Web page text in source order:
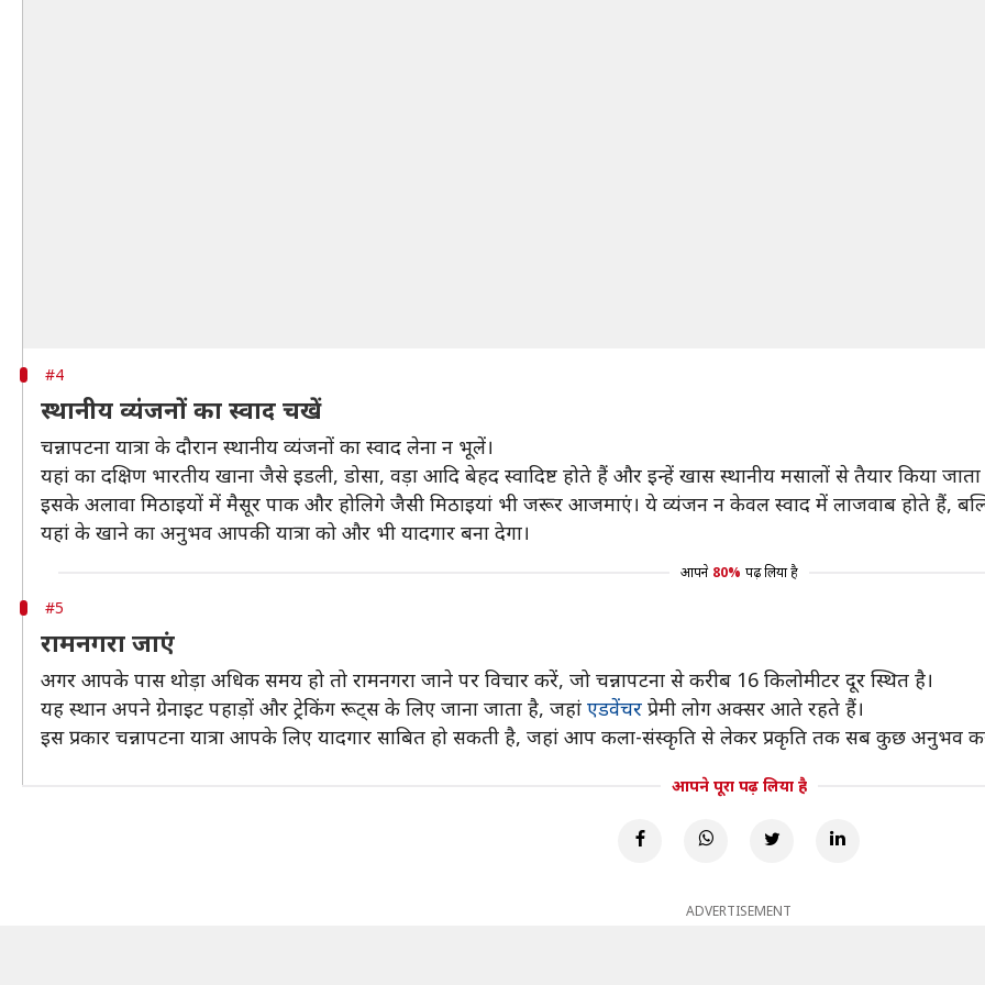
#4
स्थानीय व्यंजनों का स्वाद चखें
चन्नापटना यात्रा के दौरान स्थानीय व्यंजनों का स्वाद लेना न भूलें।
यहां का दक्षिण भारतीय खाना जैसे इडली, डोसा, वड़ा आदि बेहद स्वादिष्ट होते हैं और इन्हें खास स्थानीय मसालों से तैयार किया जाता
इसके अलावा मिठाइयों में मैसूर पाक और होलिगे जैसी मिठाइयां भी जरूर आजमाएं। ये व्यंजन न केवल स्वाद में लाजवाब होते हैं,
यहां के खाने का अनुभव आपकी यात्रा को और भी यादगार बना देगा।
आपने 80% पढ़ लिया है
#5
रामनगरा जाएं
अगर आपके पास थोड़ा अधिक समय हो तो रामनगरा जाने पर विचार करें, जो चन्नापटना से करीब 16 किलोमीटर दूर स्थित है।
यह स्थान अपने ग्रेनाइट पहाड़ों और ट्रेकिंग रूट्स के लिए जाना जाता है, जहां एडवेंचर प्रेमी लोग अक्सर आते रहते हैं।
इस प्रकार चन्नापटना यात्रा आपके लिए यादगार साबित हो सकती है, जहां आप कला-संस्कृति से लेकर प्रकृति तक सब कुछ अनुभव
आपने पूरा पढ़ लिया है
ADVERTISEMENT